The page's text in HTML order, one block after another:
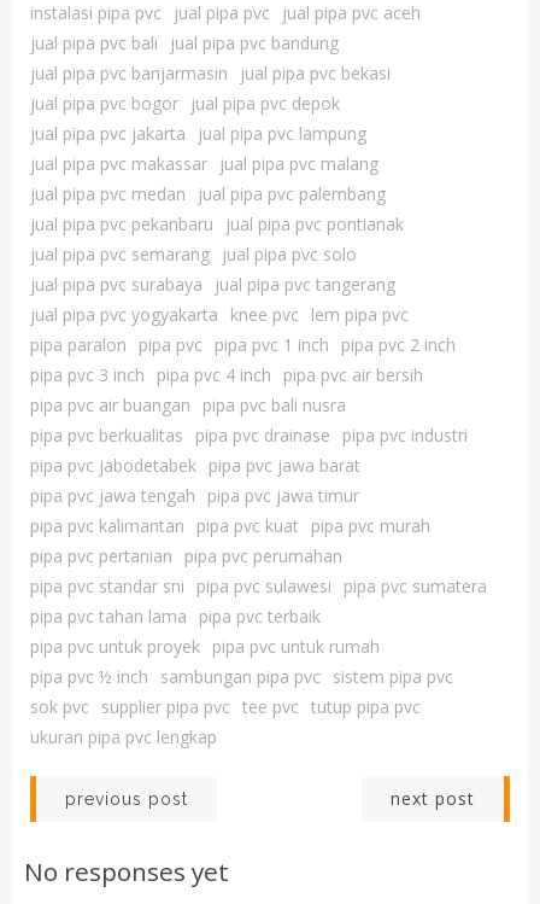
instalasi pipa pvc
jual pipa pvc
jual pipa pvc aceh
jual pipa pvc bali
jual pipa pvc bandung
jual pipa pvc banjarmasin
jual pipa pvc bekasi
jual pipa pvc bogor
jual pipa pvc depok
jual pipa pvc jakarta
jual pipa pvc lampung
jual pipa pvc makassar
jual pipa pvc malang
jual pipa pvc medan
jual pipa pvc palembang
jual pipa pvc pekanbaru
jual pipa pvc pontianak
jual pipa pvc semarang
jual pipa pvc solo
jual pipa pvc surabaya
jual pipa pvc tangerang
jual pipa pvc yogyakarta
knee pvc
lem pipa pvc
pipa paralon
pipa pvc pipa pvc 1 inch
pipa pvc 2 inch
pipa pvc 3 inch
pipa pvc 4 inch
pipa pvc air bersih
pipa pvc air buangan
pipa pvc bali nusra
pipa pvc berkualitas
pipa pvc drainase
pipa pvc industri
pipa pvc jabodetabek pipa pvc jawa barat
pipa pvc jawa tengah
pipa pvc jawa timur
pipa pvc kalimantan
pipa pvc kuat
pipa pvc murah
pipa pvc pertanian
pipa pvc perumahan
pipa pvc standar sni
pipa pvc sulawesi
pipa pvc sumatera
pipa pvc tahan lama
pipa pvc terbaik
pipa pvc untuk proyek pipa pvc untuk rumah
pipa pvc ½ inch
sambungan pipa pvc
sistem pipa pvc
sok pvc
supplier pipa pvc tee pvc tutup pipa pvc
ukuran pipa pvc lengkap
Post
navigation
previous post next post
No responses yet